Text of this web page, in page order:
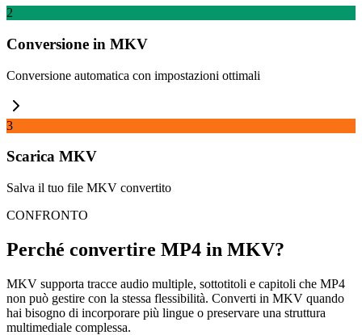
2
Conversione in MKV
Conversione automatica con impostazioni ottimali
3
Scarica MKV
Salva il tuo file MKV convertito
CONFRONTO
Perché convertire MP4 in MKV?
MKV supporta tracce audio multiple, sottotitoli e capitoli che MP4
non può gestire con la stessa flessibilità. Converti in MKV quando
hai bisogno di incorporare più lingue o preservare una struttura
multimediale complessa.